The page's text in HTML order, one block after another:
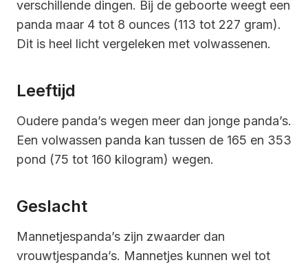
verschillende dingen. Bij de geboorte weegt een
panda maar 4 tot 8 ounces (113 tot 227 gram).
Dit is heel licht vergeleken met volwassenen.
Leeftijd
Oudere panda’s wegen meer dan jonge panda’s.
Een volwassen panda kan tussen de 165 en 353
pond (75 tot 160 kilogram) wegen.
Geslacht
Mannetjespanda’s zijn zwaarder dan
vrouwtjespanda’s. Mannetjes kunnen wel tot